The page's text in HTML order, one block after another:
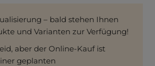
– bald stehen Ihnen
und Varianten zur Verfügung!
aber der Online-Kauf ist
geplanten